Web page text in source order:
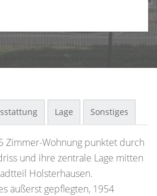
Lage Sonstiges
Zimmer-Wohnung punktet durch
und ihre zentrale Lage mitten
Holsterhausen.
äußerst gepflegten, 1954